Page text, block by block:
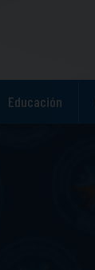
Educación